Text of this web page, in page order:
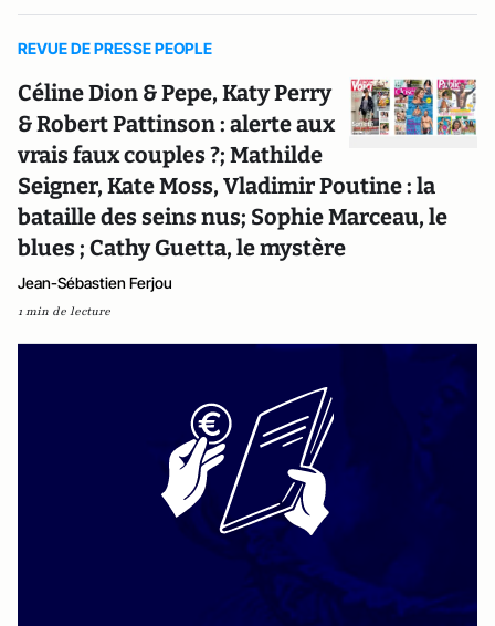
REVUE DE PRESSE PEOPLE
Céline Dion & Pepe, Katy Perry
& Robert Pattinson : alerte aux
vrais faux couples ?; Mathilde
Seigner, Kate Moss, Vladimir Poutine : la
bataille des seins nus; Sophie Marceau, le
blues ; Cathy Guetta, le mystère
Jean-Sébastien Ferjou
1 min de lecture